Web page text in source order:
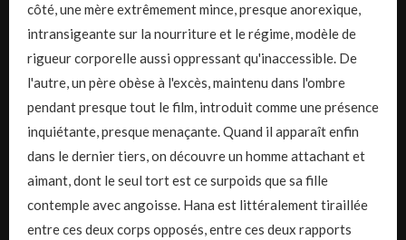
côté, une mère extrêmement mince, presque anorexique,
intransigeante sur la nourriture et le régime, modèle de
rigueur corporelle aussi oppressant qu'inaccessible. De
l'autre, un père obèse à l'excès, maintenu dans l'ombre
pendant presque tout le film, introduit comme une présence
inquiétante, presque menaçante. Quand il apparaît enfin
dans le dernier tiers, on découvre un homme attachant et
aimant, dont le seul tort est ce surpoids que sa fille
contemple avec angoisse. Hana est littéralement tiraillée
entre ces deux corps opposés, entre ces deux rapports